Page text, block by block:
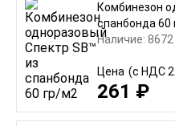
Комбинезон
спанбонда 60
Наличие: 8672
Цена (с НДС
261 ₽